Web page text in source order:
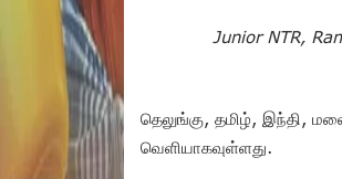
Junior NTR,
தெலுங்கு, தமிழ், இந்தி,
வெளியாகவுள்ளது.